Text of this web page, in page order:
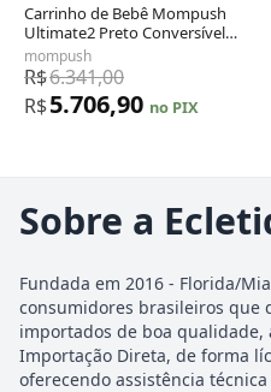
Carrinho de Bebê Mompush
Ultimate2 Preto Conversível
com Assento Reversível 6
Meses a 23 kg
mompush
R$6.341,00
R$5.706,90 no PIX
Sobre a
Fundada em 2016 - Florida/
consumidores brasileiros que
importados de boa qualidade,
Importação Direta, de forma
oferecendo assistência